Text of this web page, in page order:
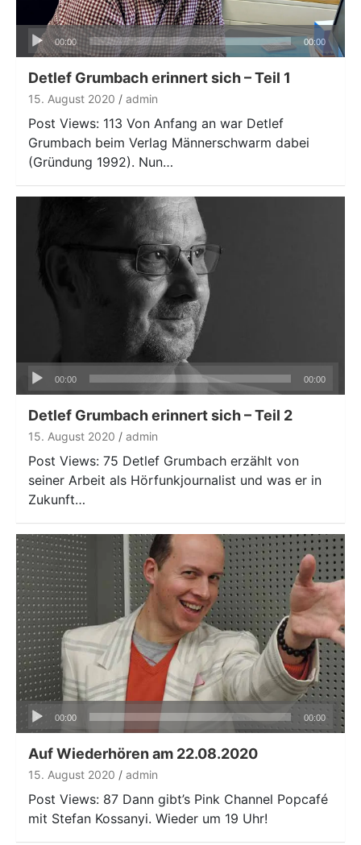
Audio-
Player
00:00 00:00
Detlef Grumbach erinnert sich – Teil 1
15. August 2020 admin
Post Views: 113 Von Anfang an war Detlef
Grumbach beim Verlag Männerschwarm dabei
(Gründung 1992). Nun…
Audio-
Player
00:00 00:00
Detlef Grumbach erinnert sich – Teil 2
15. August 2020 admin
Post Views: 75 Detlef Grumbach erzählt von
seiner Arbeit als Hörfunkjournalist und was er in
Zukunft…
Audio-
Player
00:00 00:00
Auf Wiederhören am 22.08.2020
15. August 2020 admin
Post Views: 87 Dann gibt’s Pink Channel Popcafé
mit Stefan Kossanyi. Wieder um 19 Uhr!